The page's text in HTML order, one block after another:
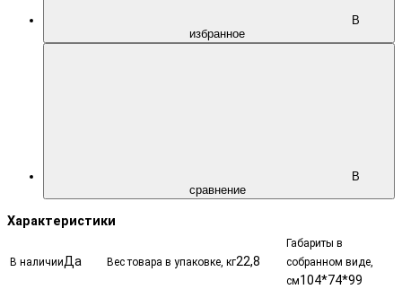
В
избранное
В
сравнение
Характеристики
В наличииДа Вес товара в упаковке, кг22,8
Габариты в
собранном виде,
см104*74*99